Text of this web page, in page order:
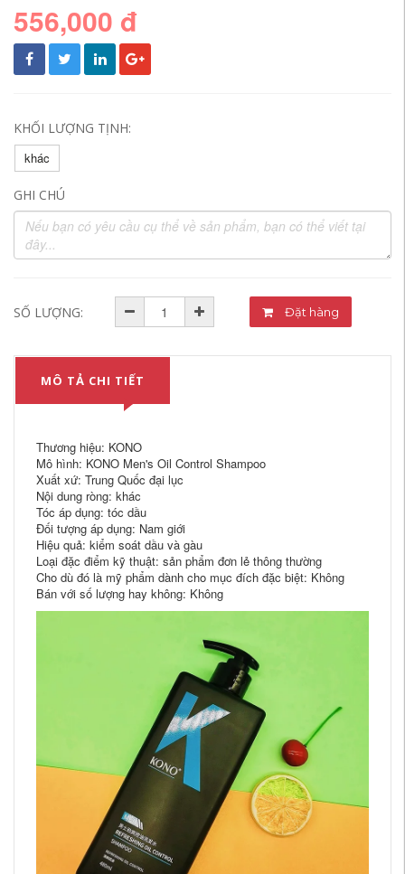
556,000 đ
KHỐI LƯỢNG TỊNH:
khác
GHI CHÚ
SỐ LƯỢNG: Đặt hàng
MÔ TẢ CHI TIẾT
Thương hiệu: KONO
Mô hình: KONO Men's Oil Control Shampoo
Xuất xứ: Trung Quốc đại lục
Nội dung ròng: khác
Tóc áp dụng: tóc dầu
Đối tượng áp dụng: Nam giới
Hiệu quả: kiểm soát dầu và gàu
Loại đặc điểm kỹ thuật: sản phẩm đơn lẻ thông thường
Cho dù đó là mỹ phẩm dành cho mục đích đặc biệt: Không
Bán với số lượng hay không: Không